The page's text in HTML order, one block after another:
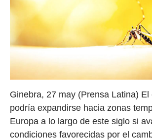
Ginebra, 27 may (Prensa Latina) El
podría expandirse hacia zonas
Europa a lo largo de este siglo si
condiciones favorecidas por el